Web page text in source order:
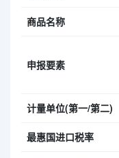
商品名称
申报要素
计量单位(第一/第二)
最惠国进口税率